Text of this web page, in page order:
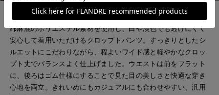
■デザイン
綿麻混のポリエステル素材を使用し、白や淡色でも透けにくく
安心して着用いただけるクロップトパンツ。すっきりとしたシ
ルエットにこだわりながら、程よいワイド感と軽やかなクロッ
プト丈でバランスよく仕上げました。ウエストは前をフラット
に、後ろはゴム仕様にすることで見た目の美しさと快適な穿き
心地を両立。きれいめにもカジュアルにも合わせやすい、汎用